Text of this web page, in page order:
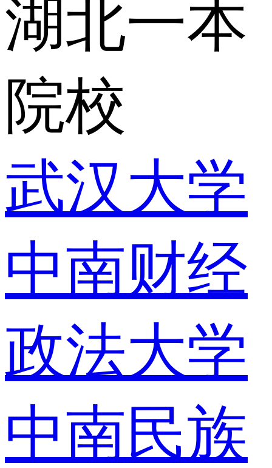
湖北一本
院校
武汉大学
中南财经
政法大学
中南民族